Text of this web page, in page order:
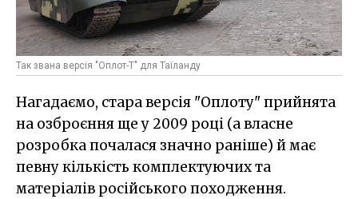
Так звана версія "Оплот-Т" для Таїланду
Нагадаємо, стара версія "Оплоту" прийнята
на озброєння ще у 2009 році (а власне
розробка почалася значно раніше) й має
певну кількість комплектуючих та
матеріалів російського походження.